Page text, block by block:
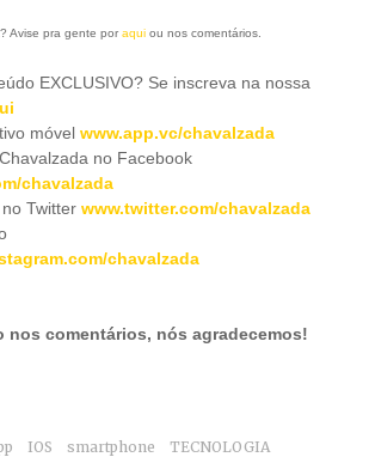
Avise pra gente por aqui ou nos comentários.
EXCLUSIVO? Se inscreva na nossa
móvel www.app.vc/chavalzada
no Facebook
chavalzada
Twitter www.twitter.com/chavalzada
chavalzada
nos comentários, nós agradecemos!
IOS smartphone
TECNOLOGIA